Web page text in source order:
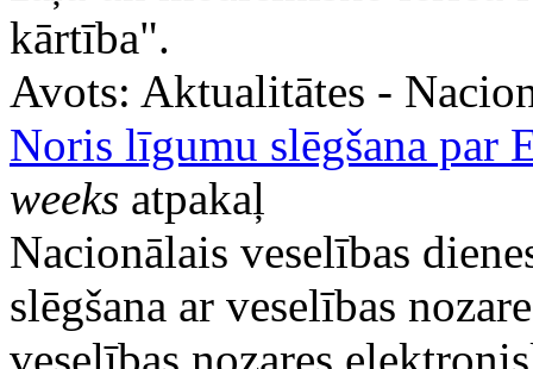
kārtība".
Avots: Aktualitātes -
Noris līgumu slēgšana par
weeks atpakaļ
Nacionālais veselības
slēgšana ar veselības